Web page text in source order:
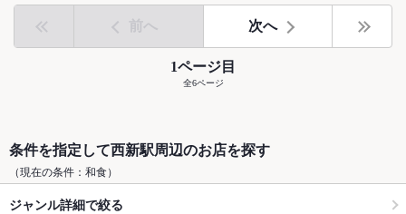
前へ 次へ
1ページ目
全6ページ
条件を指定して西新駅周辺のお店を探す
（現在の条件：和食）
ジャンル詳細で絞る